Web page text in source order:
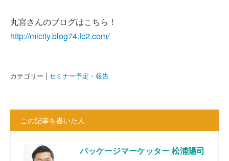
丸宮さんのブログはこちら！
http://micity.blog74.fc2.com/
カテゴリー | セミナー予定・報告
この記事を書いた人
パッケージマーケッター 松浦陽司